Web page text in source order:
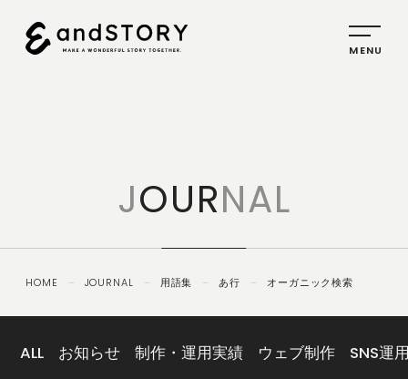
SERVICE
PLANNING
CREATIVE
IDENTITY
ABOUT
US
JOURNAL
HOME － JOURNAL － 用語集 － あ行 － オーガニック検索
ALL お知らせ 制作・運用実績 ウェブ制作 SNS運